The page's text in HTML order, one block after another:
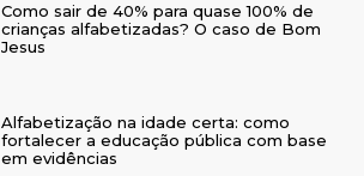
Como sair de 40% para quase 100% de
crianças alfabetizadas? O caso de Bom
Jesus
Alfabetização na idade certa: como
fortalecer a educação pública com base
em evidências